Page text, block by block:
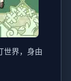
世界，身由